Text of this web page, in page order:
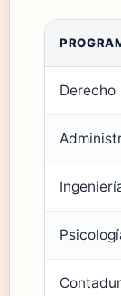
Derecho